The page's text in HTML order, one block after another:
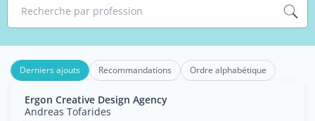
Recherche par profession
Derniers ajouts Recommandations Ordre alphabétique
Ergon Creative Design Agency
Andreas Tofarides